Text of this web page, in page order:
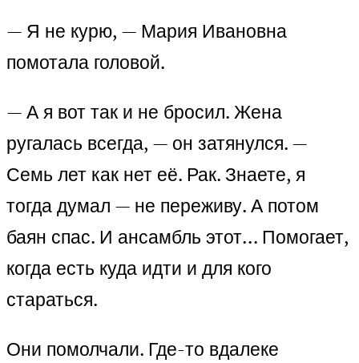
— Я не курю, — Мария Ивановна
помотала головой.
— А я вот так и не бросил. Жена
ругалась всегда, — он затянулся. —
Семь лет как нет её. Рак. Знаете, я
тогда думал — не переживу. А потом
баян спас. И ансамбль этот… Помогает,
когда есть куда идти и для кого
стараться.
Они помолчали. Где-то вдалеке